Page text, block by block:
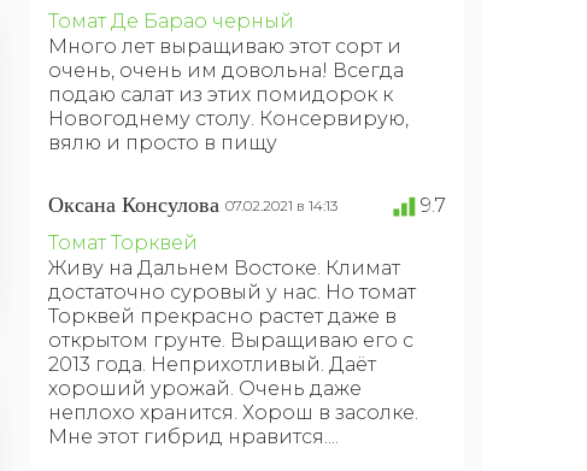
Томат Де Барао черный
Много лет выращиваю этот сорт и
очень, очень им довольна! Всегда
подаю салат из этих помидорок к
Новогоднему столу. Консервирую,
вялю и просто в пищу
Оксана Консулова 07.02.2021 в 14:13
9.7
Томат Торквей
Живу на Дальнем Востоке. Климат
достаточно суровый у нас. Но томат
Торквей прекрасно растет даже в
открытом грунте. Выращиваю его с
2013 года. Неприхотливый. Даёт
хороший урожай. Очень даже
неплохо хранится. Хорош в засолке.
Мне этот гибрид нравится....